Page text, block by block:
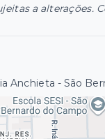
a alterações.
Anchieta - São